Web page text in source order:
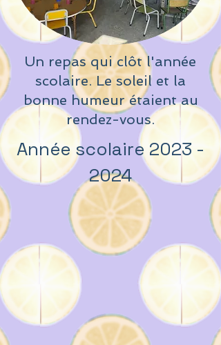
Un repas qui clôt l'année
scolaire. Le soleil et la
bonne humeur étaient au
rendez-vous.
Année scolaire 2023 -
2024